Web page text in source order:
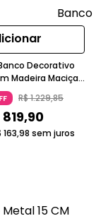
Decorativo
Madeira Maciça
Marrom Escuro
R$1.229,85
819,90
163,98 sem juros